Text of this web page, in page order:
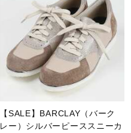
【SALE】BARCLAY（バーク
レー）シルバーピーススニーカ